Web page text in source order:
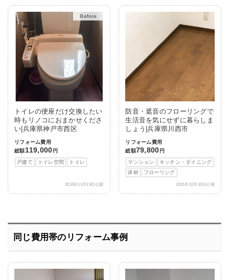
After
トイレの便座だけ交換したい
時もリノコにおまかせくださ
い|兵庫県神戸市西区
リフォーム費用
総額119,000 円
戸建て
トイレ空間 トイレ
2016年11月19日公開
防音・遮音のフローリングで
生活音を気にせずに暮らしま
しょう|兵庫県川西市
リフォーム費用
総額79,800 円
マンション
キッチン・ダイニング
床材
フローリング
2021年02月10日公開
同じ費用帯のリフォーム事例